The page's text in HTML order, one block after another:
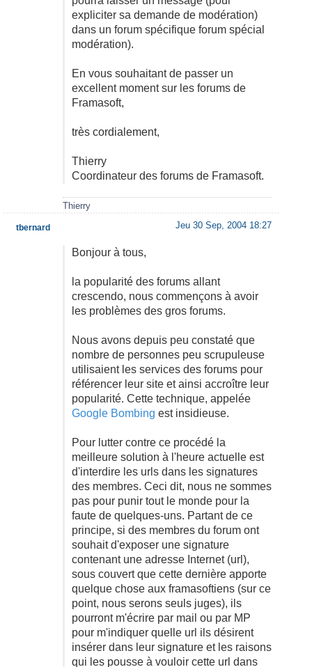
expliciter sa demande de modération)
dans un forum spécifique forum spécial
modération).
En vous souhaitant de passer un
excellent moment sur les forums de
Framasoft,
très cordialement,
Thierry
Coordinateur des forums de Framasoft.
Thierry
Jeu 30 Sep, 2004 18:27
Bonjour à tous,
la popularité des forums allant
crescendo, nous commençons à avoir
les problèmes des gros forums.
Nous avons depuis peu constaté que
nombre de personnes peu scrupuleuse
utilisaient les services des forums pour
référencer leur site et ainsi accroître leur
popularité. Cette technique, appelée
Google Bombing est insidieuse.
Pour lutter contre ce procédé la
meilleure solution à l'heure actuelle est
d'interdire les urls dans les signatures
des membres. Ceci dit, nous ne sommes
pas pour punir tout le monde pour la
faute de quelques-uns. Partant de ce
principe, si des membres du forum ont
souhait d'exposer une signature
contenant une adresse Internet (url),
sous couvert que cette dernière apporte
quelque chose aux framasoftiens (sur ce
point, nous serons seuls juges), ils
pourront m'écrire par mail ou par MP
pour m'indiquer quelle url ils désirent
insérer dans leur signature et les raisons
qui les pousse à vouloir cette url dans
tbernard